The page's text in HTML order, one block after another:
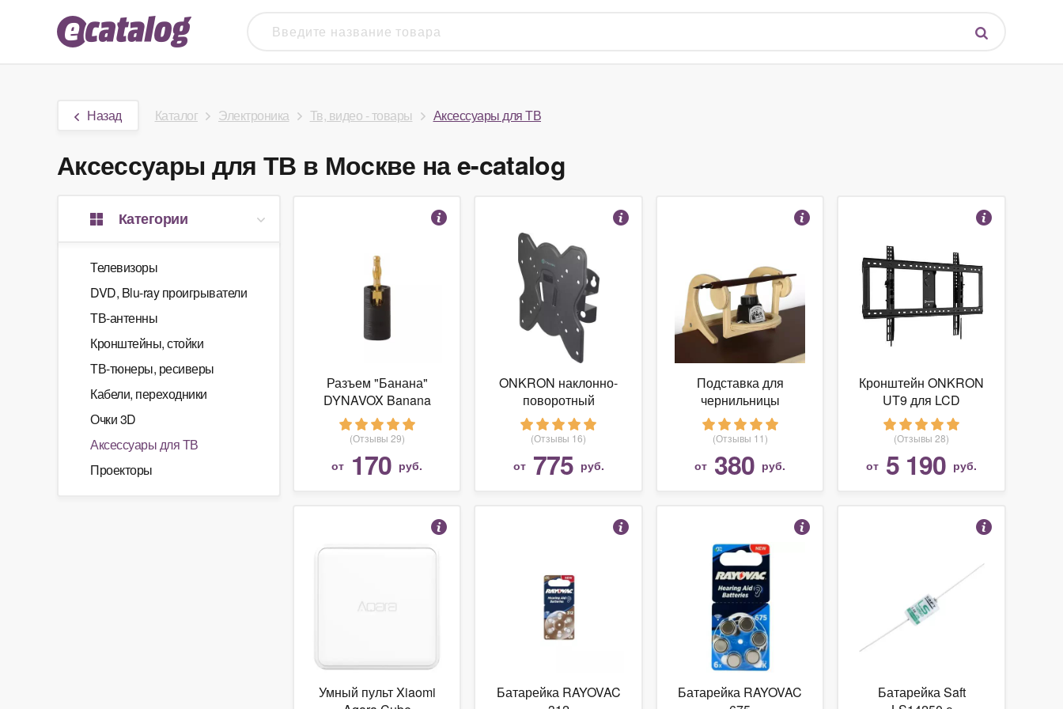
Назад Каталог Электроника Тв, видео - товары Аксессуары для ТВ
Аксессуары для ТВ в Москве на e-catalog
Категории
Телевизоры
DVD, Blu-ray проигрыватели
ТВ-антенны
Кронштейны, стойки
ТВ-тюнеры, ресиверы
Кабели, переходники
Очки 3D
Аксессуары для ТВ
Проекторы
Разъем "Банана"
DYNAVOX Banana
Multicon Black
(204349)
(Отзывы 29)
от 170 руб.
ONKRON наклонно-
поворотный
кронштейн для ТВ
17"-42", черный NP23
(Отзывы 16)
от 775 руб.
Подставка для
чернильницы
Anatomica Anatomica
дуб белый
(Отзывы 11)
от 380 руб.
Кронштейн ONKRON
UT9 для LCD
телевизора 65"-90",
черный
(Отзывы 28)
от 5 190 руб.
Умный пульт Xiaomi
Батарейка RAYOVAC
Батарейка RAYOVAC
Батарейка Saft